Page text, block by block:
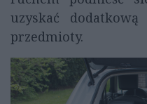
uzyskać
przedmioty.